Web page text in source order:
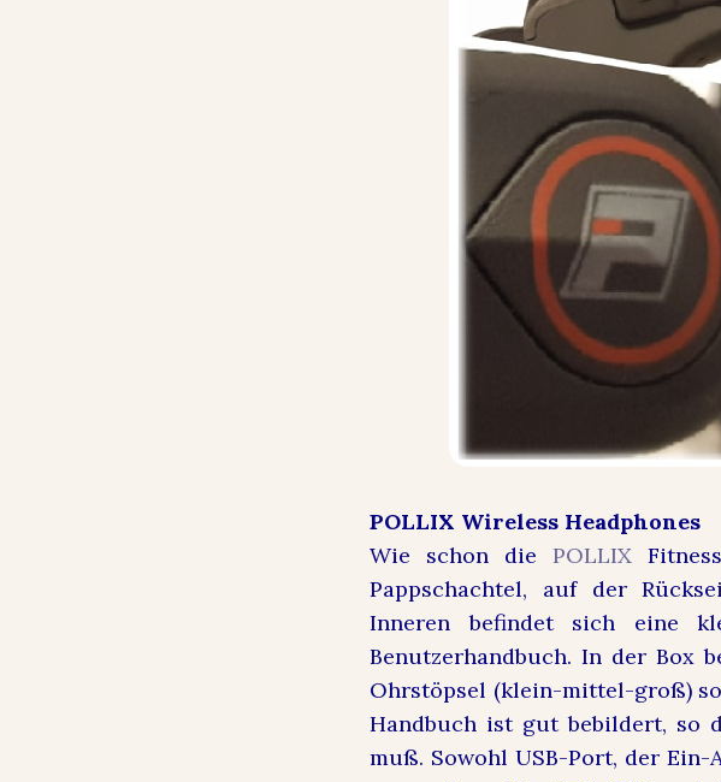
POLLIX Wireless Headphones
Wie schon diePOLLIX
Pappschachtel, auf der
Inneren befindet sich eine
Benutzerhandbuch. In der Box
Ohrstöpsel (klein-mittel-groß)
Handbuch ist gut bebildert, so
muß. Sowohl USB-Port, der